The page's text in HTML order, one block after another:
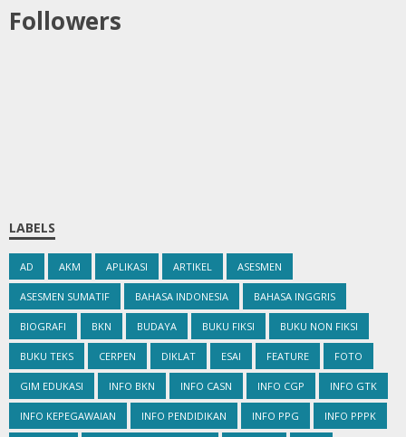
Followers
LABELS
AD AKM APLIKASI ARTIKEL ASESMEN
ASESMEN SUMATIF BAHASA INDONESIA BAHASA INGGRIS
BIOGRAFI BKN BUDAYA BUKU FIKSI BUKU NON FIKSI
BUKU TEKS CERPEN DIKLAT ESAI FEATURE FOTO
GIM EDUKASI INFO BKN INFO CASN INFO CGP INFO GTK
INFO KEPEGAWAIAN INFO PENDIDIKAN INFO PPG INFO PPPK